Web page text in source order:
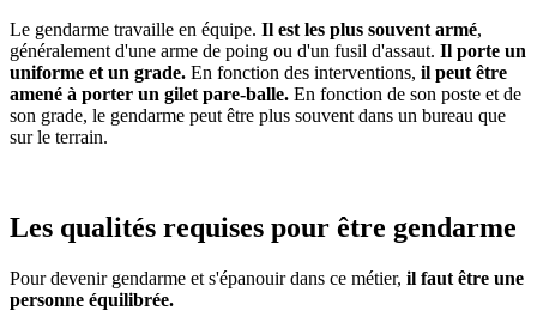
Le gendarme travaille en équipe. Il est les plus souvent armé,
généralement d'une arme de poing ou d'un fusil d'assaut. Il porte un
uniforme et un grade. En fonction des interventions, il peut être
amené à porter un gilet pare-balle. En fonction de son poste et de
son grade, le gendarme peut être plus souvent dans un bureau que
sur le terrain.
Les qualités requises pour être gendarme
Pour devenir gendarme et s'épanouir dans ce métier, il faut être une
personne équilibrée.